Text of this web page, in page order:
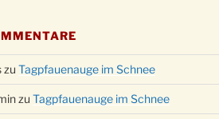
24.12.
Ev.
zu Tagpfauenauge im Schnee
zu Tagpfauenauge im Schnee